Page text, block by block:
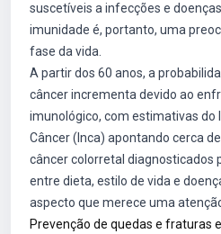
suscetíveis a infecções e
imunidade é, portanto, uma
fase da vida.
A partir dos 60 anos, a
câncer incrementa devido ao
imunológico, com estimativas do
Câncer (Inca) apontando cerca
câncer colorretal diagnosticados
entre dieta, estilo de vida e
aspecto que merece uma
Prevenção de quedas e fraturas